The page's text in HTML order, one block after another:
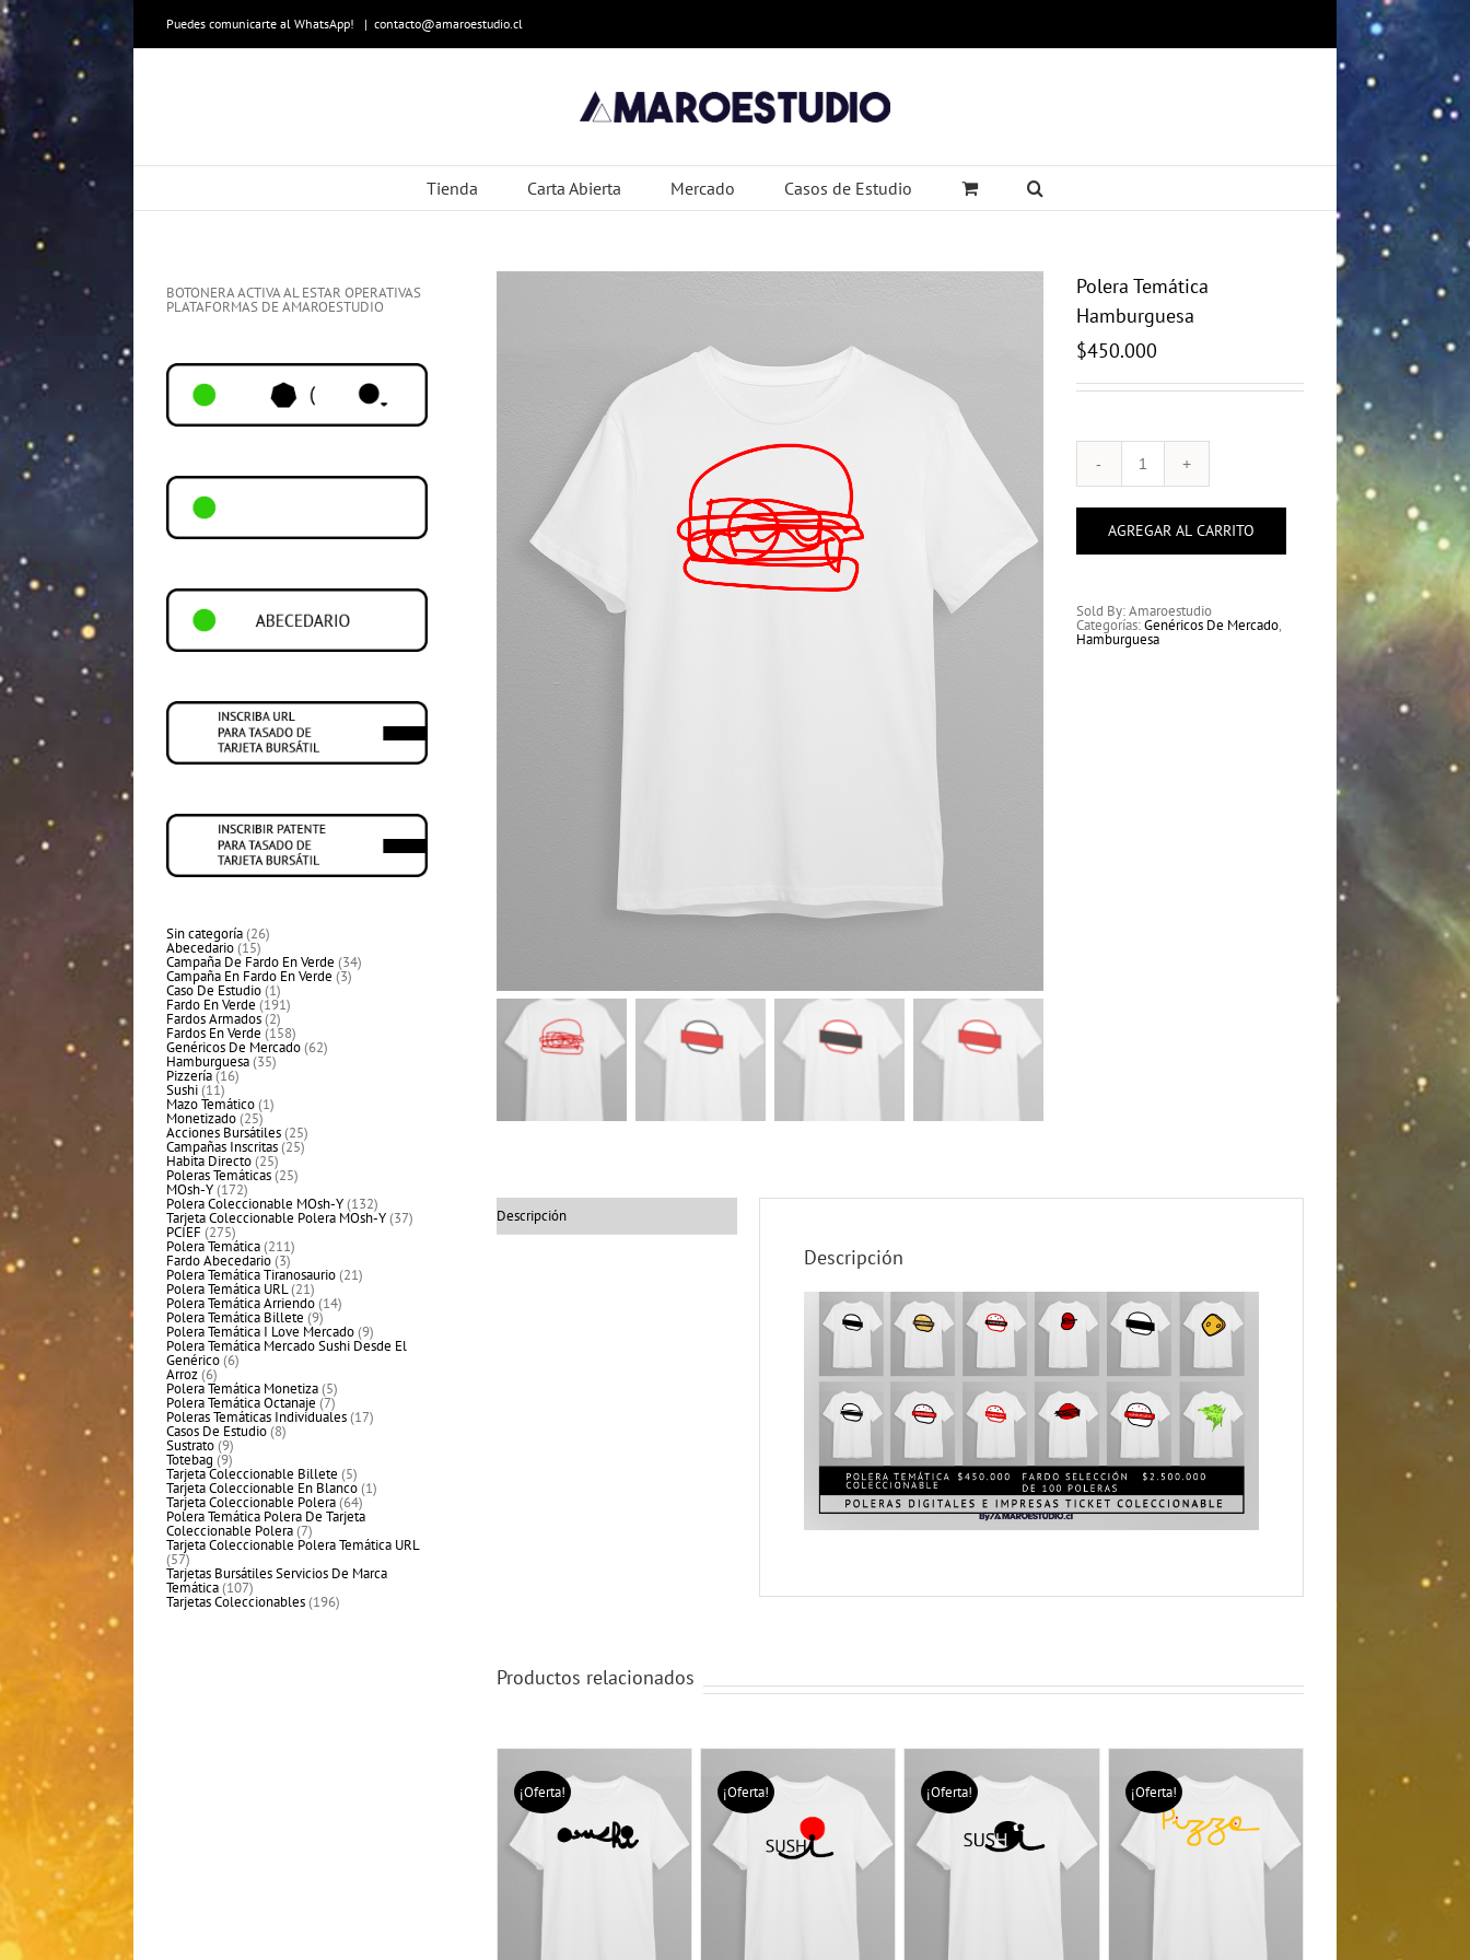
Skip
to
content
Puedes comunicarte al WhatsApp! | contacto@amaroestudio.cl
Tienda Carta Abierta Mercado Casos de Estudio
Polera Temática
Hamburguesa
$450.000
Polera
Temática
cantidad
AGREGAR AL CARRITO
Sold By: Amaroestudio
Categorías:Genéricos De Mercado,
Hamburguesa
Descripción
Descripción
Productos relacionados
¡Oferta! ¡Oferta! ¡Oferta! ¡Oferta!
BOTONERA ACTIVA AL ESTAR OPERATIVAS
PLATAFORMAS DE AMAROESTUDIO
Sin categoría 2626
productos
Abecedario 1515
productos
Campaña De Fardo En Verde 3434
productos
Campaña En Fardo En Verde 33
productos
Caso De Estudio 11
producto
Fardo En Verde 191191
productos
Fardos Armados 22
productos
Fardos En Verde 158158
productos
Genéricos De Mercado 6262
productos
Hamburguesa 3535
productos
Pizzería 1616
productos
Sushi 1111
productos
Mazo Temático 11
producto
Monetizado 2525
productos
Acciones Bursátiles 2525
productos
Campañas Inscritas 2525
productos
Habita Directo 2525
productos
Poleras Temáticas 2525
productos
MOsh-Y 172172
productos
Polera Coleccionable MOsh-Y 132132
productos
Tarjeta Coleccionable Polera MOsh-Y 3737
productos
PCIEF 275275
productos
Polera Temática 211211
productos
Fardo Abecedario 33
productos
Polera Temática Tiranosaurio 2121
productos
Polera Temática URL 2121
productos
Polera Temática Arriendo 1414
productos
Polera Temática Billete 99
productos
Polera Temática I Love Mercado 99
productos
Polera Temática Mercado Sushi Desde El
Genérico 66
productos
Arroz 66
productos
Polera Temática Monetiza 55
productos
Polera Temática Octanaje 77
productos
Poleras Temáticas Individuales 1717
productos
Casos De Estudio 88
productos
Sustrato 99
productos
Totebag 99
productos
Tarjeta Coleccionable Billete 55
productos
Tarjeta Coleccionable En Blanco 11
producto
Tarjeta Coleccionable Polera 6464
productos
Polera Temática Polera De Tarjeta
Coleccionable Polera 77
productos
Tarjeta Coleccionable Polera Temática URL
5757
productos
Tarjetas Bursátiles Servicios De Marca
Temática 107107
productos
Tarjetas Coleccionables 196196
productos